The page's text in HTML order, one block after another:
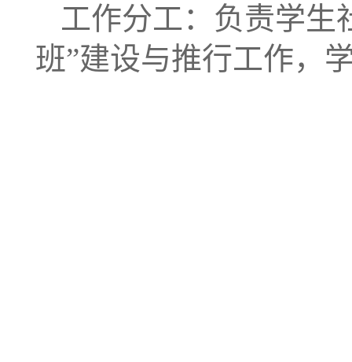
工作分工：负责学生
班”建设与推行工作，